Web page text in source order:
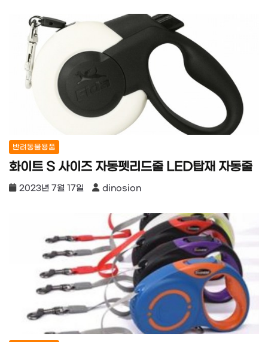
반려동물용품
화이트 S 사이즈 자동펫리드줄 LED탑재 자동줄
2023년 7월 17일 dinosion